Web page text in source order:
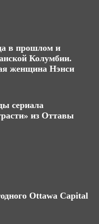
в прошлом и
Колумбии.
женщина Нэнси
сериала
из Оттавы
Ottawa Capital